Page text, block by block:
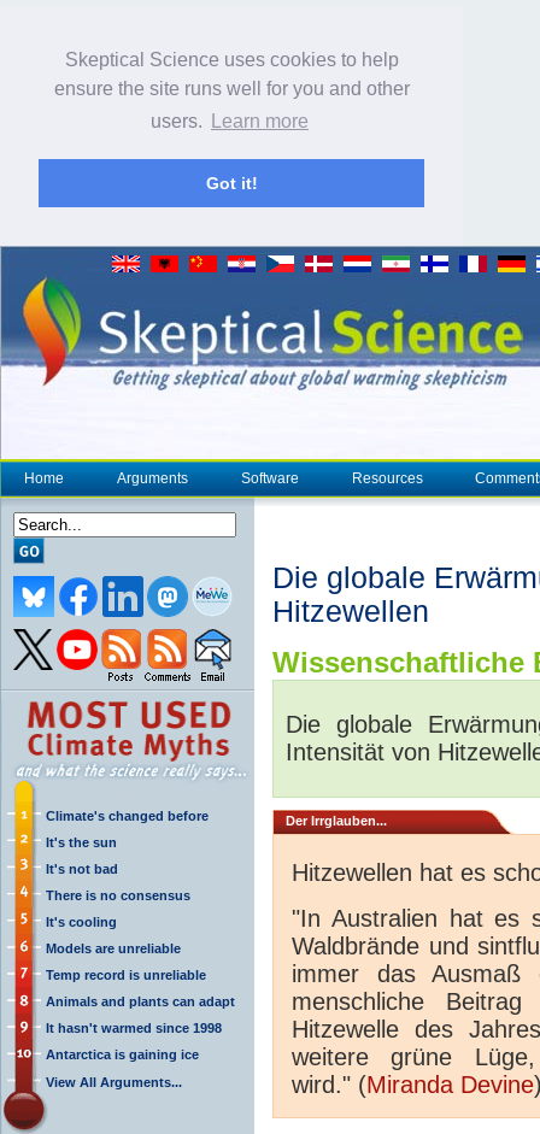
Skeptical Science uses cookies to help
ensure the site runs well for you and other
users.
Learn more
Got it!
Home Arguments Software Resources
Climate's changed before
It's the sun
It's not bad
There is no consensus
It's cooling
Models are unreliable
Temp record is unreliable
Animals and plants can adapt
It hasn't warmed since 1998
Antarctica is gaining ice
View All Arguments...
Die globale
Hitzewellen
Wissenschaftliche
Die globale
Intensität von
Der Irrglauben...
Hitzewellen hat es
"In Australien hat es
Waldbrände und
immer das Ausmaß
menschliche
Hitzewelle des
weitere grüne
wird." (Miranda Devine